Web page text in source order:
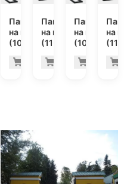
Памятник
на могилу
(10-372)
38.700
Купить
Памятник
на могилу
(11-294)
Купить
Памятник
на могилу
(10-379)
Купить
на
(11-